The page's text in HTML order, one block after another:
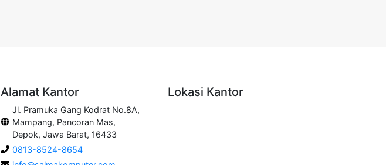
Alamat Kantor
Jl. Pramuka Gang Kodrat No.8A,
Mampang, Pancoran Mas,
Depok, Jawa Barat, 16433
0813-8524-8654
Lokasi Kantor